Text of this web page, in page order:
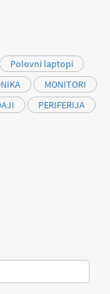
Polovni laptopi
MONITORI
PERIFERIJA